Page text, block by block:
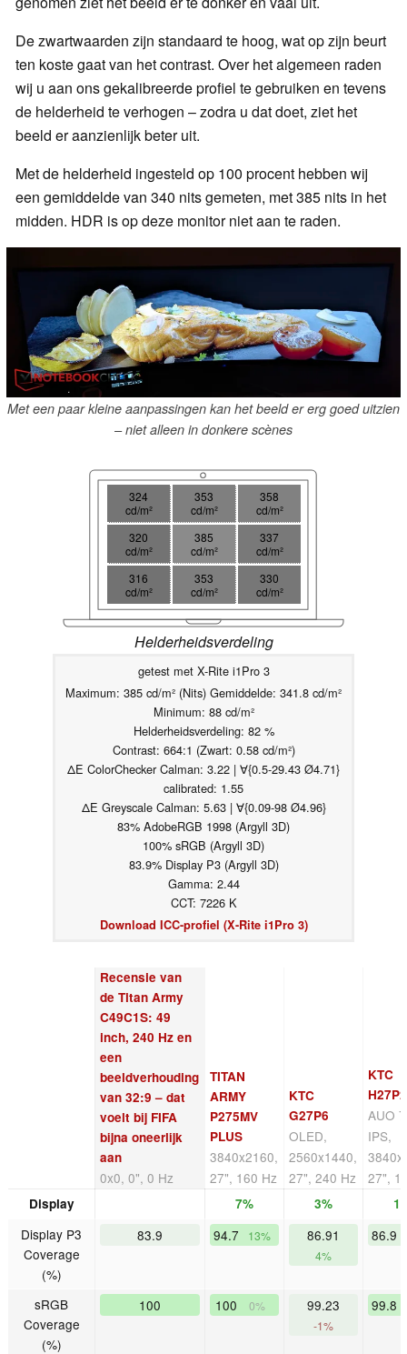
De zwartwaarden zijn standaard te hoog, wat op zijn beurt
ten koste gaat van het contrast. Over het algemeen raden
wij u aan ons gekalibreerde profiel te gebruiken en tevens
de helderheid te verhogen – zodra u dat doet, ziet het
beeld er aanzienlijk beter uit.
Met de helderheid ingesteld op 100 procent hebben wij
een gemiddelde van 340 nits gemeten, met 385 nits in het
midden. HDR is op deze monitor niet aan te raden.
Met een paar kleine aanpassingen kan het beeld er erg goed uitzien
– niet alleen in donkere scènes
324
cd/m²
353
cd/m²
358
cd/m²
320
cd/m²
385
cd/m²
337
cd/m²
316
cd/m²
353
cd/m²
330
cd/m²
Helderheidsverdeling
getest met X-Rite i1Pro 3
Maximum: 385 cd/m² (Nits) Gemiddelde: 341.8 cd/m²
Minimum: 88 cd/m²
Helderheidsverdeling: 82 %
Contrast: 664:1 (Zwart: 0.58 cd/m²)
ΔE ColorChecker Calman: 3.22 | ∀{0.5-29.43 Ø4.71}
calibrated: 1.55
ΔE Greyscale Calman: 5.63 | ∀{0.09-98 Ø4.96}
83% AdobeRGB 1998 (Argyll 3D)
100% sRGB (Argyll 3D)
83.9% Display P3 (Argyll 3D)
Gamma: 2.44
CCT: 7226 K
Download ICC-profiel (X-Rite i1Pro 3)
Recensie van
de Titan Army
C49C1S: 49
inch, 240 Hz en
een
beeldverhouding
van 32:9 – dat
voelt bij FIFA
bijna oneerlijk
aan
0x0, 0", 0 Hz
TITAN
ARMY
P275MV
PLUS
3840x2160,
27", 160 Hz
KTC
G27P6
OLED,
2560x1440,
27", 240 Hz
KTC
AUO
IPS,
27",
Display 7% 3%
Display P3
Coverage
(%)
83.9 94.7 13% 86.91
4%
86.9
sRGB
Coverage
(%)
100 100 0% 99.23
-1%
99.8